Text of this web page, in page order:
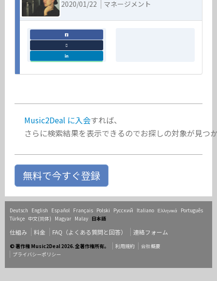
2020/01/22
マネージメント
Music2Deal に入会すれば、
さらに検索結果を表示できるのでお探しの対象が見つ
無料で今すぐ登録
Deutsch English Español Français Polski Русский Italiano Ελληνικά Português
Türkçe 中文(简体) Magyar Malay 日本語
仕組み 料金 FAQ（よくある質問と回答） 連絡フォーム
© 著作権 Music2Deal 2026. 全著作権所有。 利用規約
会社概要
プライバシーポリシー